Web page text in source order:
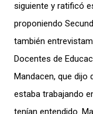
siguiente y ratificó
proponiendo
también
Docentes de
Mandacen, que dijo
estaba trabajando
tenían entendido.